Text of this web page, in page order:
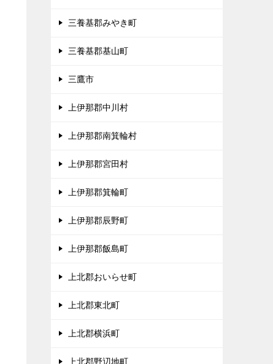
三養基郡みやき町
三養基郡基山町
三鷹市
上伊那郡中川村
上伊那郡南箕輪村
上伊那郡宮田村
上伊那郡箕輪町
上伊那郡辰野町
上伊那郡飯島町
上北郡おいらせ町
上北郡東北町
上北郡横浜町
上北郡野辺地町